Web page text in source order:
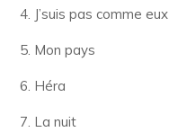
J’suis pas comme eux
Mon pays
Héra
La nuit